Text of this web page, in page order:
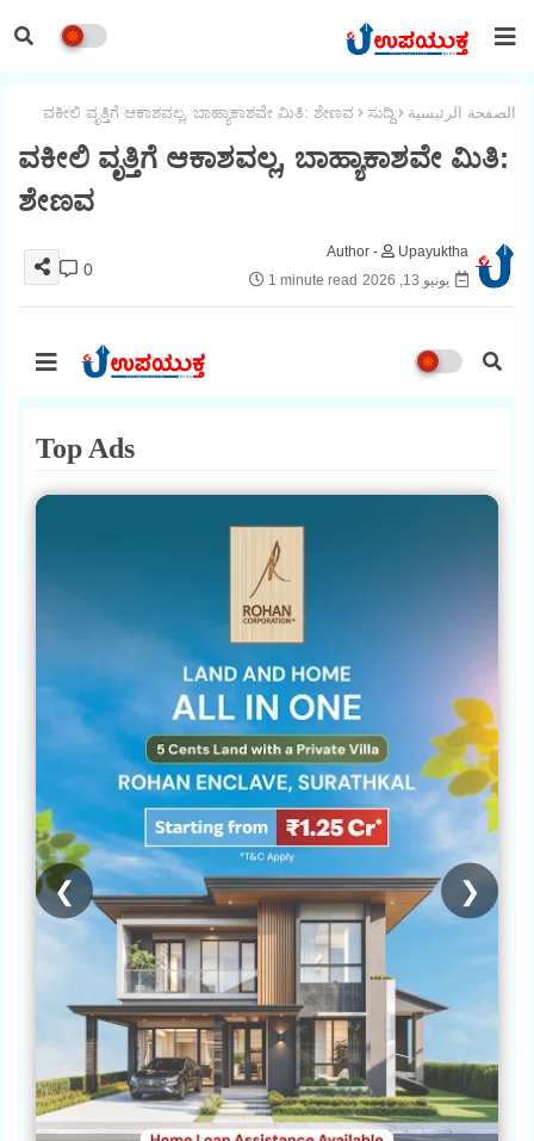
الصفحة الرئيسية ಸುದ್ದಿ
ವಕೀಲಿ ವೃತ್ತಿಗೆ ಆಕಾಶವಲ್ಲ, ಬಾಹ್ಯಾಕಾಶವೇ ಮಿತಿ: ಶೇಣವ
ವಕೀಲಿ ವೃತ್ತಿಗೆ ಆಕಾಶವಲ್ಲ, ಬಾಹ್ಯಾಕಾಶವೇ ಮಿತಿ:
ಶೇಣವ
Upayuktha
يونيو 13, 2026
1 minute read
0